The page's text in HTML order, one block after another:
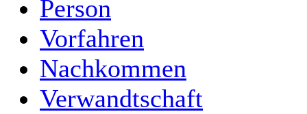
Person
Vorfahren
Nachkommen
Verwandtschaft